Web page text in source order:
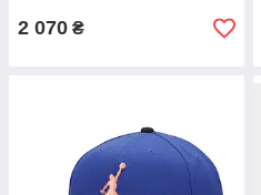
2 070 ₴